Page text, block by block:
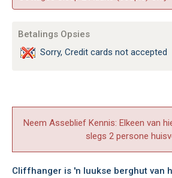
Betalings Opsies
Sorry, Credit cards not accepted
Neem Asseblief Kennis: Elkeen van
slegs 2 persone
Cliffhanger is 'n luukse berghut van